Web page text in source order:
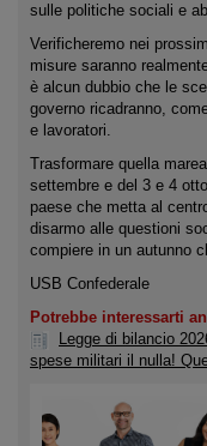
sulle politiche sociali e
Verificheremo nei
misure saranno
è alcun dubbio che le
governo ricadranno,
e lavoratori.
Trasformare quella
settembre e del 3 e 4
paese che metta al
disarmo alle questioni
compiere in un autunno
USB Confederale
Potrebbe interessarti
Legge di bilancio
spese militari il nulla!